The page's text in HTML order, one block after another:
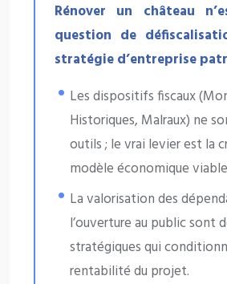
Rénover un château
question de
stratégie d’entreprise
Les dispositifs fiscaux
Historiques, Malraux) ne
outils ; le vrai levier est la
modèle économique
La valorisation des
l’ouverture au public sont
stratégiques qui
rentabilité du projet.